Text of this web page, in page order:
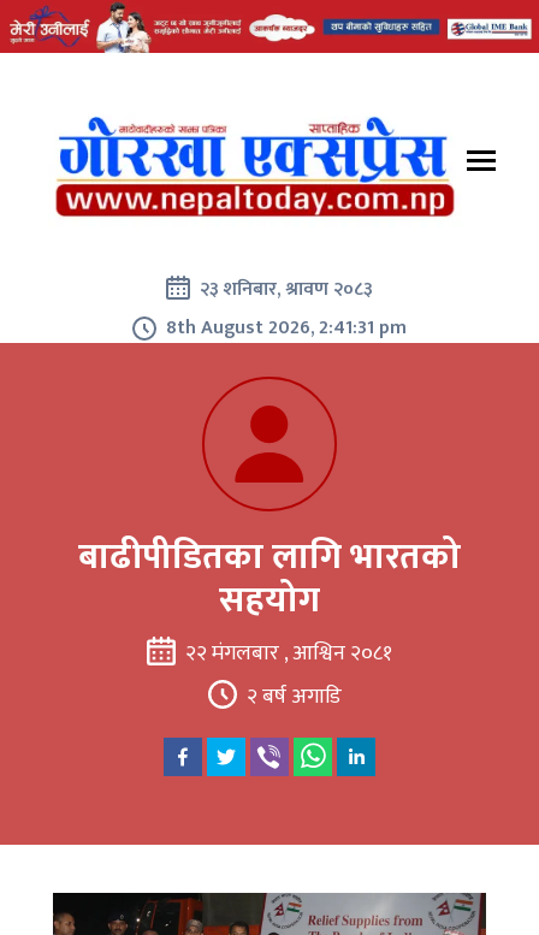
२३ शनिबार, श्रावण २०८३
8th August 2026, 2:41:32 pm
बाढीपीडितका लागि भारतको
सहयोग
२२ मंगलबार , आश्विन २०८१
२ बर्ष अगाडि